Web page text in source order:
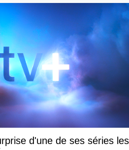
d'une de ses séries les